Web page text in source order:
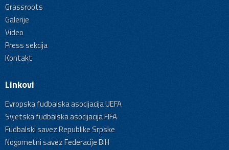
Grassroots
Galerije
Video
Press sekcija
Kontakt
Linkovi
Evropska fudbalska asocijacija UEFA
Svjetska fudbalska asocijacija FIFA
Fudbalski savez Republike Srpske
Nogometni savez Federacije BiH